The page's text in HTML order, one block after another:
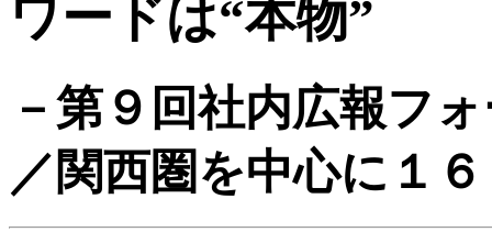
ワードは“本物”
－第９回社内広報フ
／関西圏を中心に１